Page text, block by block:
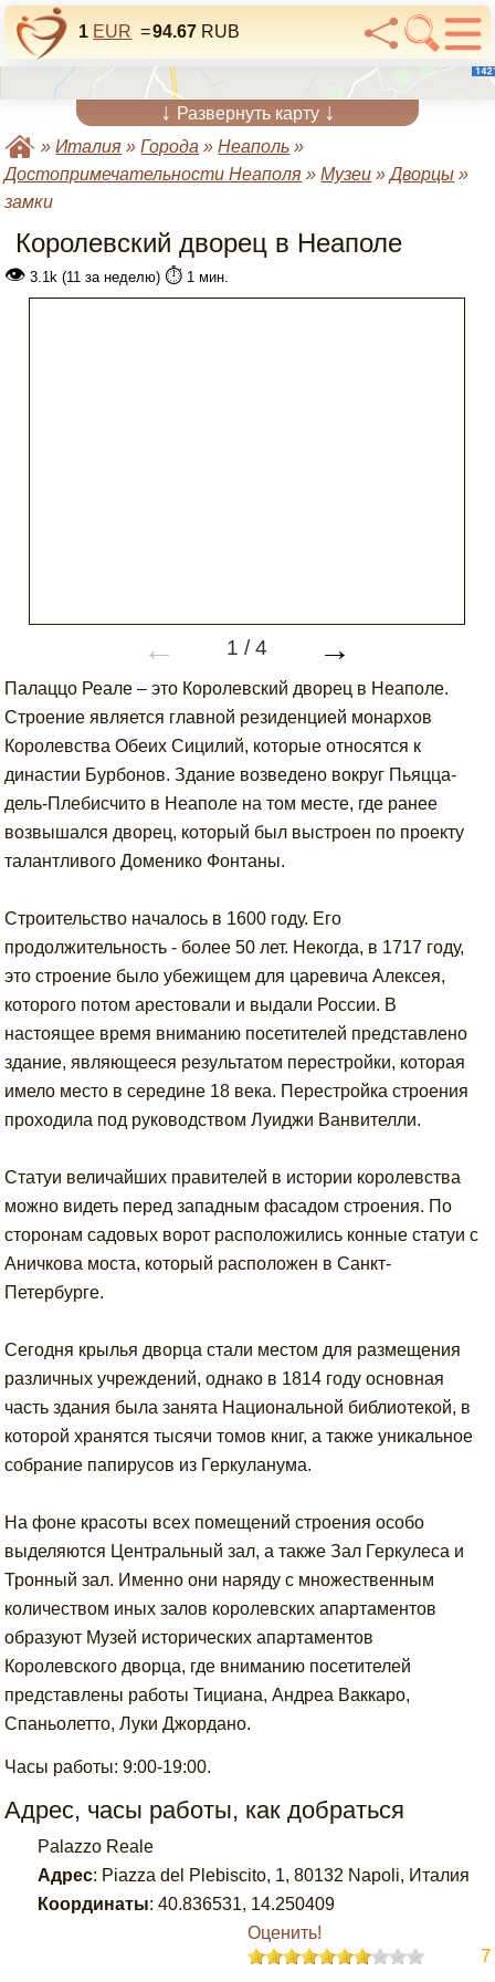
1 EUR =94.67 RUB
↓ Развернуть карту ↓
»Италия »Города »Неаполь »
Достопримечательности Неаполя »Музеи »Дворцы »
замки
Королевский дворец в Неаполе
👁 3.1k (11 за неделю) ⏱️ 1 мин.
← 1 /4 →
Палаццо Реале – это Королевский дворец в Неаполе.
Строение является главной резиденцией монархов
Королевства Обеих Сицилий, которые относятся к
династии Бурбонов. Здание возведено вокруг Пьяцца-
дель-Плебисчито в Неаполе на том месте, где ранее
возвышался дворец, который был выстроен по проекту
талантливого Доменико Фонтаны.
Строительство началось в 1600 году. Его
продолжительность - более 50 лет. Некогда, в 1717 году,
это строение было убежищем для царевича Алексея,
которого потом арестовали и выдали России. В
настоящее время вниманию посетителей представлено
здание, являющееся результатом перестройки, которая
имело место в середине 18 века. Перестройка строения
проходила под руководством Луиджи Ванвителли.
Статуи величайших правителей в истории королевства
можно видеть перед западным фасадом строения. По
сторонам садовых ворот расположились конные статуи с
Аничкова моста, который расположен в Санкт-
Петербурге.
Сегодня крылья дворца стали местом для размещения
различных учреждений, однако в 1814 году основная
часть здания была занята Национальной библиотекой, в
которой хранятся тысячи томов книг, а также уникальное
собрание папирусов из Геркуланума.
На фоне красоты всех помещений строения особо
выделяются Центральный зал, а также Зал Геркулеса и
Тронный зал. Именно они наряду с множественным
количеством иных залов королевских апартаментов
образуют Музей исторических апартаментов
Королевского дворца, где вниманию посетителей
представлены работы Тициана, Андреа Ваккаро,
Спаньолетто, Луки Джордано.
Часы работы: 9:00-19:00.
Адрес, часы работы, как добраться
Palazzo Reale
Адрес: Piazza del Plebiscito, 1, 80132 Napoli, Италия
Координаты: 40.836531, 14.250409
Оценить!
7